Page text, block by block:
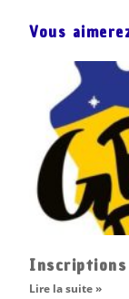
Vous
Inscriptions
Lire la suite »